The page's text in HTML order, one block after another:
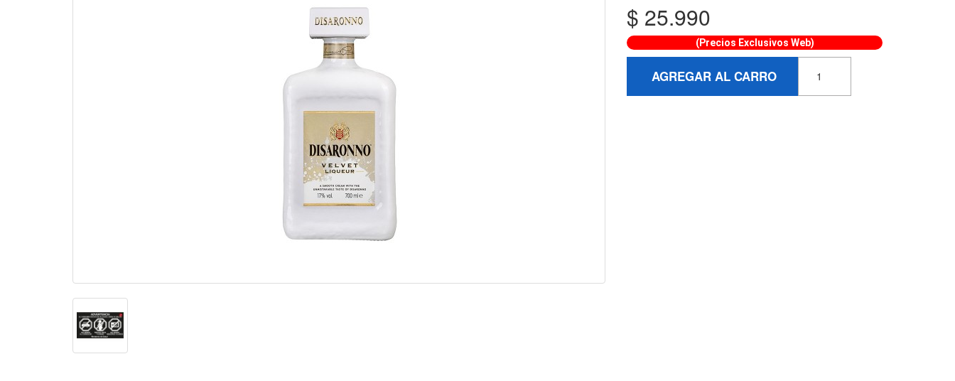
$ 25.990
(Precios Exclusivos Web)
AGREGAR AL CARRO